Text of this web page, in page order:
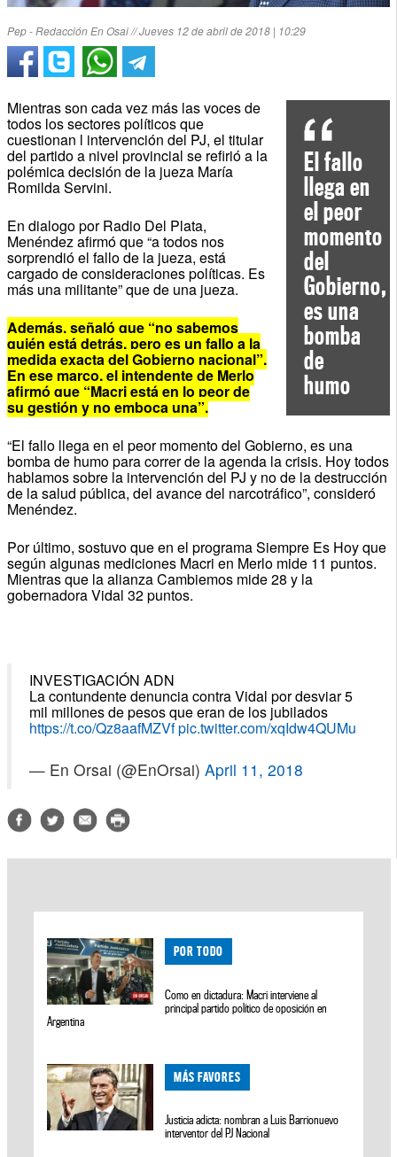
Pep - Redacción En Osai // Jueves 12 de abril de 2018 | 10:29
El fallo
llega en
el peor
momento
del
Gobierno,
es una
bomba
de
humo
Mientras son cada vez más las voces de
todos los sectores políticos que
cuestionan l intervención del PJ, el titular
del partido a nivel provincial se refirió a la
polémica decisión de la jueza María
Romilda Servini.
En dialogo por Radio Del Plata,
Menéndez afirmó que “a todos nos
sorprendió el fallo de la jueza, está
cargado de consideraciones políticas. Es
más una militante” que de una jueza.
Además, señaló que “no sabemos
quién está detrás, pero es un fallo a la
medida exacta del Gobierno nacional”.
En ese marco, el intendente de Merlo
afirmó que “Macri está en lo peor de
su gestión y no emboca una”.
“El fallo llega en el peor momento del Gobierno, es una
bomba de humo para correr de la agenda la crisis. Hoy todos
hablamos sobre la intervención del PJ y no de la destrucción
de la salud pública, del avance del narcotráfico”, consideró
Menéndez.
Por último, sostuvo que en el programa Siempre Es Hoy que
según algunas mediciones Macri en Merlo mide 11 puntos.
Mientras que la alianza Cambiemos mide 28 y la
gobernadora Vidal 32 puntos.
INVESTIGACIÓN ADN
La contundente denuncia contra Vidal por desviar 5
mil millones de pesos que eran de los jubilados
https://t.co/Qz8aafMZVfpic.twitter.com/xqIdw4QUMu
— En Orsai (@EnOrsai) April 11, 2018
POR TODO
Como en dictadura: Macri interviene al
principal partido político de oposición en
Argentina
MÁS FAVORES
Justicia adicta: nombran a Luis Barrionuevo
interventor del PJ Nacional